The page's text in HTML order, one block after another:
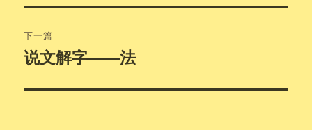
航
文
章：
下一篇
下
文
说文解字——法